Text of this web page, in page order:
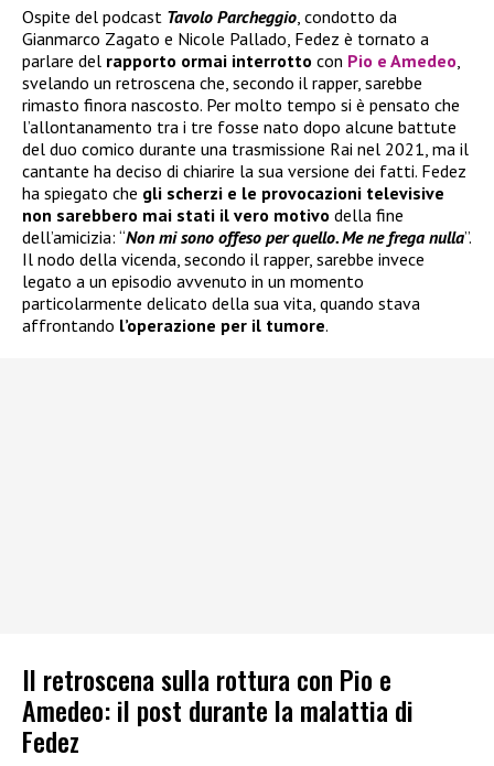
Ospite del podcast Tavolo Parcheggio, condotto da
Gianmarco Zagato e Nicole Pallado, Fedez è tornato a
parlare del rapporto ormai interrotto con Pio e Amedeo,
svelando un retroscena che, secondo il rapper, sarebbe
rimasto finora nascosto. Per molto tempo si è pensato che
l’allontanamento tra i tre fosse nato dopo alcune battute
del duo comico durante una trasmissione Rai nel 2021, ma il
cantante ha deciso di chiarire la sua versione dei fatti. Fedez
ha spiegato che gli scherzi e le provocazioni televisive
non sarebbero mai stati il vero motivo della fine
dell’amicizia: “Non mi sono offeso per quello. Me ne frega nulla”.
Il nodo della vicenda, secondo il rapper, sarebbe invece
legato a un episodio avvenuto in un momento
particolarmente delicato della sua vita, quando stava
affrontando l’operazione per il tumore.
Il retroscena sulla rottura con Pio e
Amedeo: il post durante la malattia di
Fedez